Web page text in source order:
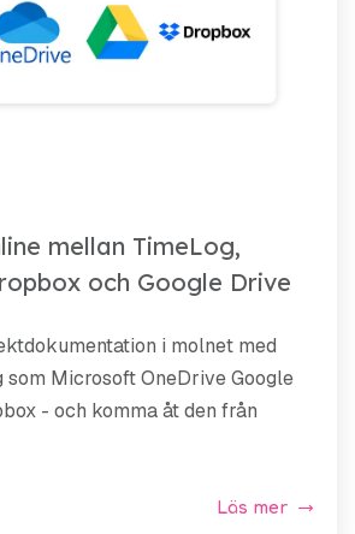
mellan TimeLog,
och Google Drive
i molnet med
Microsoft OneDrive Google
- och komma åt den från
Läs mer